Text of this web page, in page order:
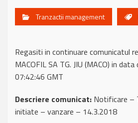
Tranzactii management
Regasiti in continuare comunicatul
MACOFIL SA TG. JIU (MACO) in
07:42:46 GMT
Descriere comunicat: Notificare –
initiate – vanzare – 14.3.2018